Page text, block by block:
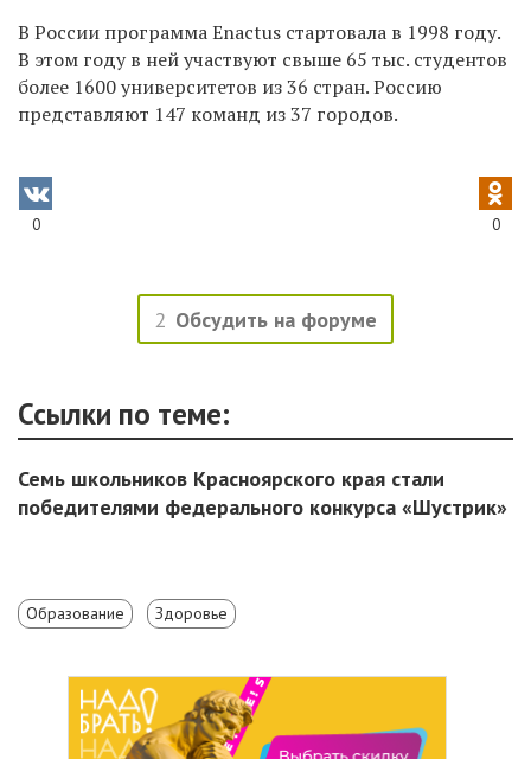
В России программа Enactus стартовала в 1998 году.
В этом году в ней участвуют свыше 65 тыс. студентов
более 1600 университетов из 36 стран. Россию
представляют 147 команд из 37 городов.
0 0
2 Обсудить на форуме
Ссылки по теме:
Семь школьников Красноярского края стали
победителями федерального конкурса «Шустрик»
Образование Здоровье